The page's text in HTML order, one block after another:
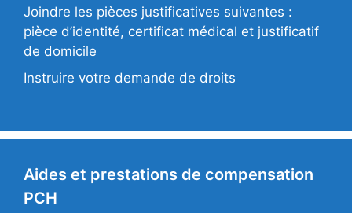
Joindre les pièces justificatives suivantes :
pièce d’identité, certificat médical et justificatif
de domicile
Instruire votre demande de droits
Aides et prestations de compensation
PCH